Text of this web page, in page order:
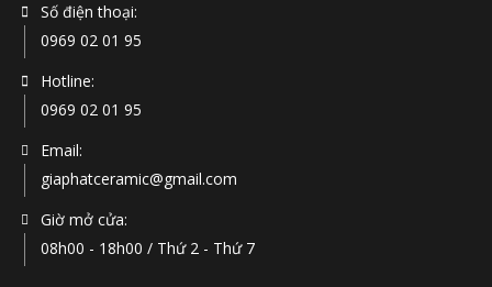
Số điện thoại:
0969 02 01 95
Hotline:
0969 02 01 95
Email:
giaphatceramic@gmail.com
Giờ mở cửa:
08h00 - 18h00 / Thứ 2 - Thứ 7